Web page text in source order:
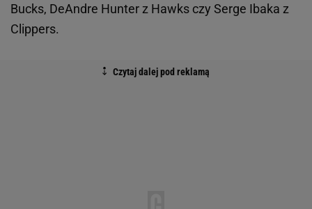
Bucks, DeAndre Hunter z Hawks czy Serge Ibaka z
Clippers.